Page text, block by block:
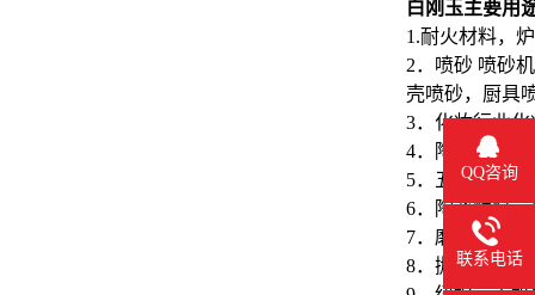
白刚玉主要用
1.耐火材料，
2．喷砂 喷砂
壳喷砂，厨具
3．化妆行业
4．陶瓷制品
5．五金件，
6．陶瓷釉料
7．磨刀石，
8．抛光蜡，
QQ咨询
联系电话